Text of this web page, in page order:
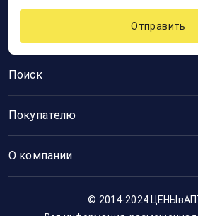
Поиск
Покупателю
О компании
Отправить
© 2014-2024